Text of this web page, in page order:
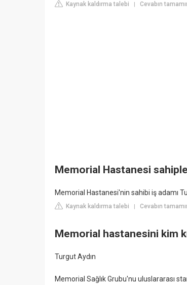
Kaynak kaldırma talebi | Cevabın
Memorial Hastanesi
Memorial Hastanesi'nin sahibi iş adamı
Kaynak kaldırma talebi Cevabın
Memorial hastanesini kim
Turgut Aydın
Memorial Sağlık Grubu'nu uluslararası